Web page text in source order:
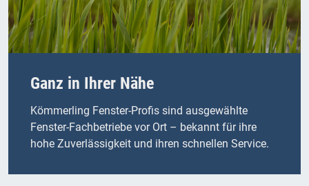
Ganz in Ihrer Nähe
Kömmerling Fenster-Profis sind ausgewählte
Fenster-Fachbetriebe vor Ort – bekannt für ihre
hohe Zuverlässigkeit und ihren schnellen Service.